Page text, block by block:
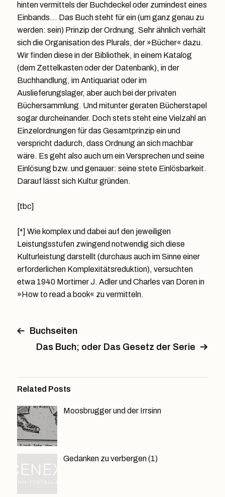
hinten vermittels der Buchdeckel oder zumindest eines
Einbands… Das Buch steht für ein (um ganz genau zu
werden: sein) Prinzip der Ordnung. Sehr ähnlich verhält
sich die Organisation des Plurals, der »Bücher« dazu.
Wir finden diese in der Bibliothek, in einem Katalog
(dem Zettelkasten oder der Datenbank), in der
Buchhandlung, im Antiquariat oder im
Auslieferungslager, aber auch bei der privaten
Büchersammlung. Und mitunter geraten Bücherstapel
sogar durcheinander. Doch stets steht eine Vielzahl an
Einzelordnungen für das Gesamtprinzip ein und
verspricht dadurch, dass Ordnung an sich machbar
wäre. Es geht also auch um ein Versprechen und seine
Einlösung bzw. und genauer: seine stete Einlösbarkeit.
Darauf lässt sich Kultur gründen.
[tbc]
[*] Wie komplex und dabei auf den jeweiligen
Leistungsstufen zwingend notwendig sich diese
Kulturleistung darstellt (durchaus auch im Sinne einer
erforderlichen Komplexitätsreduktion), versuchten
etwa 1940 Mortimer J. Adler und Charles van Doren in
»How to read a book« zu vermitteln.
Buchseiten
Das Buch; oder Das Gesetz der Serie
Related Posts
Moosbrugger und der Irrsinn
Gedanken zu verbergen (1)